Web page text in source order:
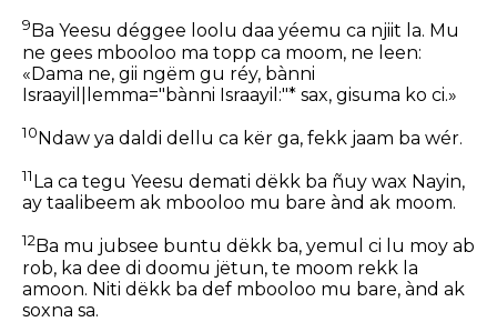
9 Ba Yeesu déggee loolu daa yéemu ca njiit la. Mu
ne gees mbooloo ma topp ca moom, ne leen:
«Dama ne, gii ngëm gu réy, bànni
Israayil|lemma="bànni Israayil:"* sax, gisuma ko ci.»
10Ndaw ya daldi dellu ca kër ga, fekk jaam ba wér.
11 La ca tegu Yeesu demati dëkk ba ñuy wax Nayin,
ay taalibeem ak mbooloo mu bare ànd ak moom.
12Ba mu jubsee buntu dëkk ba, yemul ci lu moy ab
rob, ka dee di doomu jëtun, te moom rekk la
amoon. Niti dëkk ba def mbooloo mu bare, ànd ak
soxna sa.